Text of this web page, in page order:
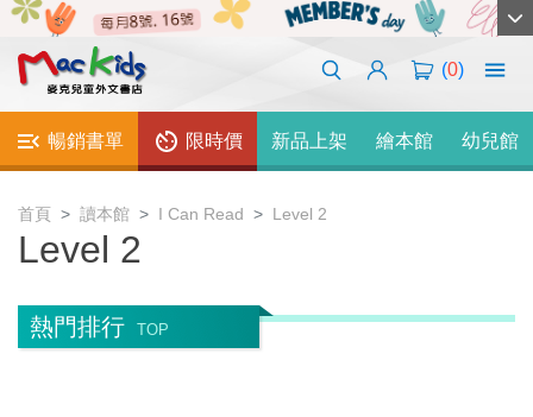
(0)
暢銷書單 限時價 新品上架 繪本館 幼兒館
首頁 讀本館 I Can Read Level 2
Level 2
熱門排行 TOP